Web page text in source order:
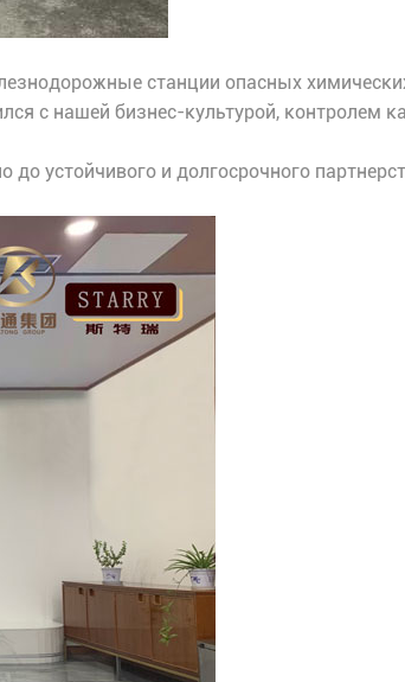
станции опасных
с нашей бизнес-культурой, контролем
устойчивого и долгосрочного